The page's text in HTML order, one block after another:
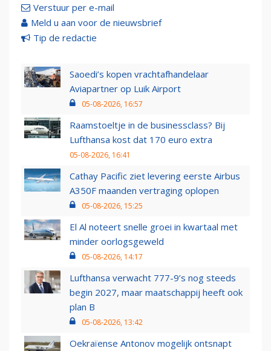
Verstuur per e-mail
Meld u aan voor de nieuwsbrief
Tip de redactie
Saoedi’s kopen vrachtafhandelaar
Aviapartner op Luik Airport
05-08-2026, 16:57
Raamstoeltje in de businessclass? Bij
Lufthansa kost dat 170 euro extra
05-08-2026, 16:41
Cathay Pacific ziet levering eerste Airbus
A350F maanden vertraging oplopen
05-08-2026, 15:25
El Al noteert snelle groei in kwartaal met
minder oorlogsgeweld
05-08-2026, 14:17
Lufthansa verwacht 777-9’s nog steeds
begin 2027, maar maatschappij heeft ook
plan B
05-08-2026, 13:42
Oekraïense Antonov mogelijk ontsnapt